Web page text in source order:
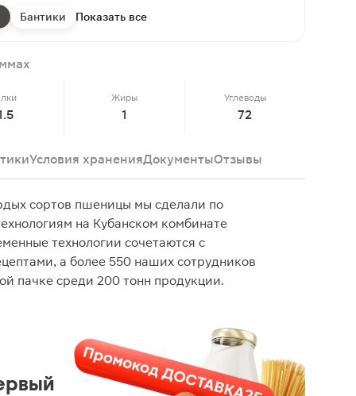
Бантики Показать все
Жиры
1
Углеводы
72
Условия храненияДокументыОтзывы
сортов пшеницы мы сделали по
на Кубанском комбинате
технологии сочетаются с
а более 550 наших сотрудников
пачке среди 200 тонн продукции.